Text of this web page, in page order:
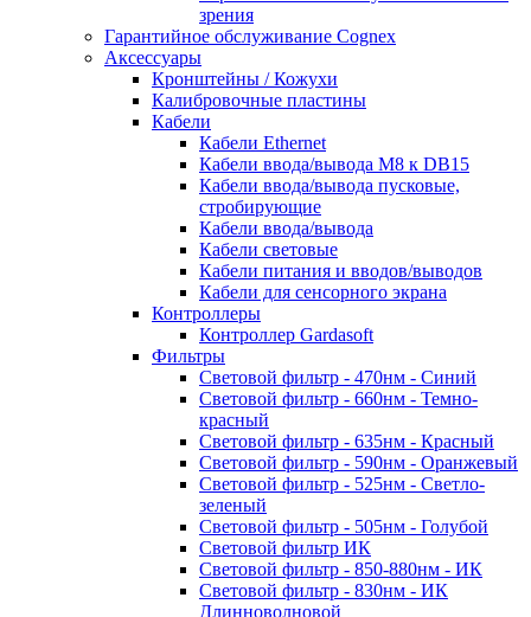
зрения
Гарантийное обслуживание Cognex
Аксессуары
Кронштейны / Кожухи
Калибровочные пластины
Кабели
Кабели Ethernet
Кабели ввода/вывода M8 к DB15
Кабели ввода/вывода пусковые,
стробирующие
Кабели ввода/вывода
Кабели световые
Кабели питания и вводов/выводов
Кабели для сенсорного экрана
Контроллеры
Контроллер Gardasoft
Фильтры
Световой фильтр - 470нм - Синий
Световой фильтр - 660нм - Темно-
красный
Световой фильтр - 635нм - Красный
Световой фильтр - 590нм - Оранжевый
Световой фильтр - 525нм - Светло-
зеленый
Световой фильтр - 505нм - Голубой
Световой фильтр ИК
Световой фильтр - 850-880нм - ИК
Световой фильтр - 830нм - ИК
Длинноволновой